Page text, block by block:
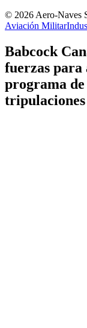
© 2026 Aero-Naves
Aviación Militar
Babcock
fuerzas
programa
tripulaciones